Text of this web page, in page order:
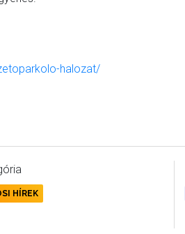
halozat/
HÍREK